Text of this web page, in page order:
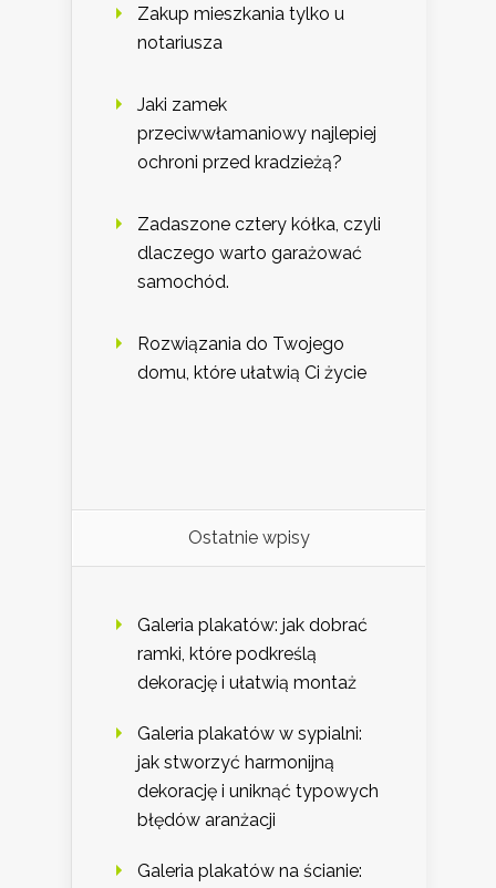
Zakup mieszkania tylko u
notariusza
Jaki zamek
przeciwwłamaniowy najlepiej
ochroni przed kradzieżą?
Zadaszone cztery kółka, czyli
dlaczego warto garażować
samochód.
Rozwiązania do Twojego
domu, które ułatwią Ci życie
Ostatnie wpisy
Galeria plakatów: jak dobrać
ramki, które podkreślą
dekorację i ułatwią montaż
Galeria plakatów w sypialni:
jak stworzyć harmonijną
dekorację i uniknąć typowych
błędów aranżacji
Galeria plakatów na ścianie: